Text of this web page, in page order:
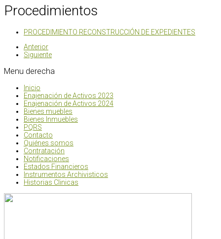
Procedimientos
PROCEDIMIENTO RECONSTRUCCIÓN DE EXPEDIENTES
Anterior
Siguiente
Menu derecha
Inicio
Enajenación de Activos 2023
Enajenación de Activos 2024
Bienes muebles
Bienes Inmuebles
PQRS
Contacto
Quiénes somos
Contratación
Notificaciones
Estados Financieros
Instrumentos Archivisticos
Historias Clinicas